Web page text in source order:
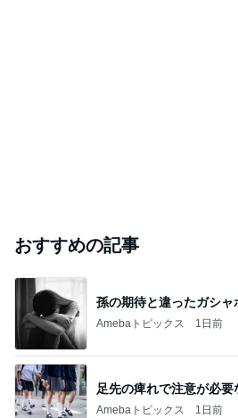
おすすめの記事
孫の期待と違ったガシャ
Amebaトピックス 1日前
足先の痺れで注意が必要
Amebaトピックス 1日前